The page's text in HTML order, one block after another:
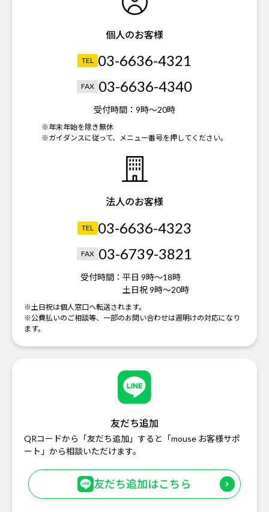
個人のお客様
TEL 03-6636-4321
FAX 03-6636-4340
受付時間： 9時～20時
※年末年始を除き無休
※ガイダンスに従って、メニュー番号を押してください。
法人のお客様
TEL 03-6636-4323
FAX 03-6739-3821
受付時間： 平日 9時～18時
土日祝 9時～20時
※土日祝は個人窓口へ転送されます。
※公費払いのご相談等、一部のお問い合わせは週明けの対応になり
ます。
友だち追加
QRコードから「友だち追加」すると「mouse お客様サポ
ート」から相談いただけます。
友だち追加はこちら